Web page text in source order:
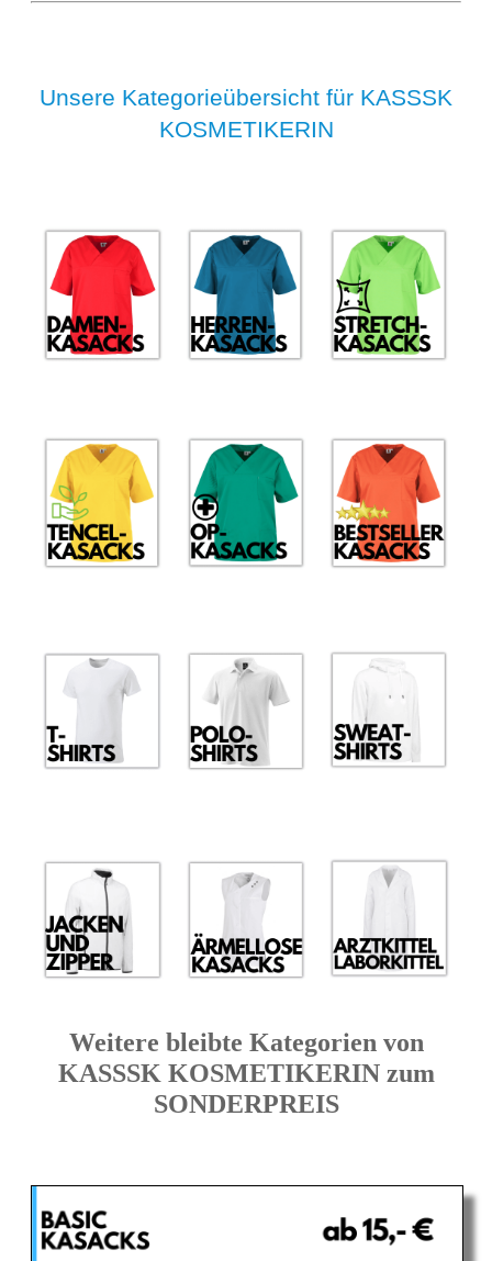
Unsere Kategorieübersicht für KASSSK
KOSMETIKERIN
Weitere bleibte Kategorien von
KASSSK KOSMETIKERIN zum
SONDERPREIS